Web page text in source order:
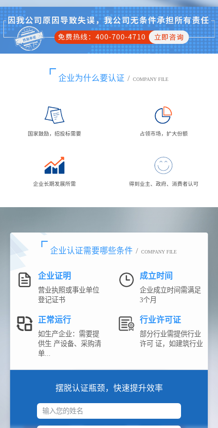
企业为什么要认证 / COMPANY FILE
国家鼓励，招投标需要 占领市场，扩大份额
企业长期发展所需 得到业主、政府、消费者认可
企业认证需要哪些条件 / COMPANY FILE
企业证明
营业执照或事业单位
登记证书
成立时间
企业成立时间需满足
3个月
正常运行
如生产企业：需要提
供生 产设备、采购清
单...
行业许可证
部分行业需提供行业
许可 证，如建筑行业
摆脱认证瓶颈，快速提升效率
输入您的姓名